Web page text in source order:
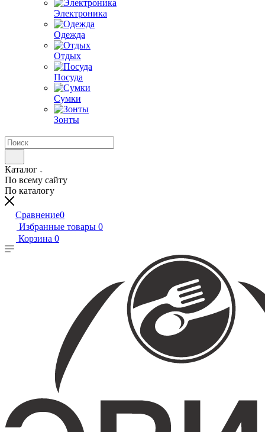
Электроника
Одежда
Отдых
Посуда
Сумки
Зонты
Каталог
По всему сайту
По каталогу
Сравнение0
Избранные товары 0
Корзина 0